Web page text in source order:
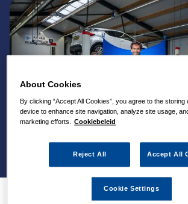
About Cookies
By clicking “Accept All Cookies”, you agree to the
device to enhance site navigation, analyze site usage,
marketing efforts.
Cookiebeleid
Reject All Accept All
Cookie Settings